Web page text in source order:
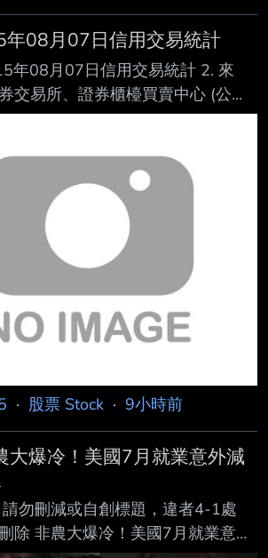
08-07 14:50 記者署名： 鉅亨網
文內容： 外媒最新報導指出，儘
槓桿類產品波動存在擔憂，韓國交
將於 9 月 14 日正式開啟 ETF 盤
，無
年08月07日信用交易統計
年08月07日信用交易統計 2. 來
交易所、證券櫃檯買賣中心 (公司
3. 網址：https://reurl.cc/E2xlzv
08月07日信用交易統計 項目 買進
)償還 前日餘額 今日餘額 融資(交易
297,106 24,855 8,958,261
券(交易單位) 20,636 22,629
· 股票 Stock · 9小時前
大爆冷！美國7月就業意外減
勿刪減或自創標題，違者4-1處
除 非農大爆冷！美國7月就業意外